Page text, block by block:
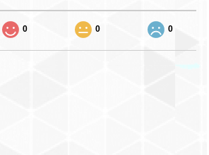
0 0 0